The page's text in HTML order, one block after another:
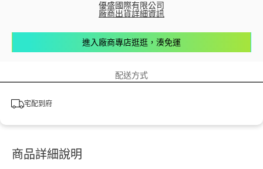
優盛國際有限公司
廠商出貨詳細資訊
進入廠商專店逛逛，湊免運
配送方式
宅配到府
商品詳細說明